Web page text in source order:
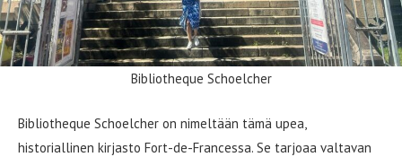
Bibliotheque Schoelcher
Bibliotheque Schoelcher on nimeltään tämä upea,
historiallinen kirjasto Fort-de-Francessa. Se tarjoaa valtavan